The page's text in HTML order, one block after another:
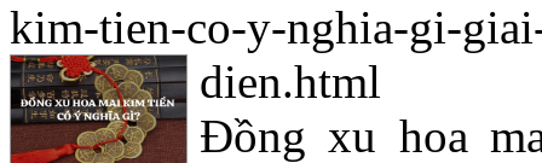
kim-tien-co-y-nghia-gi-
dien.html
Đồng xu hoa